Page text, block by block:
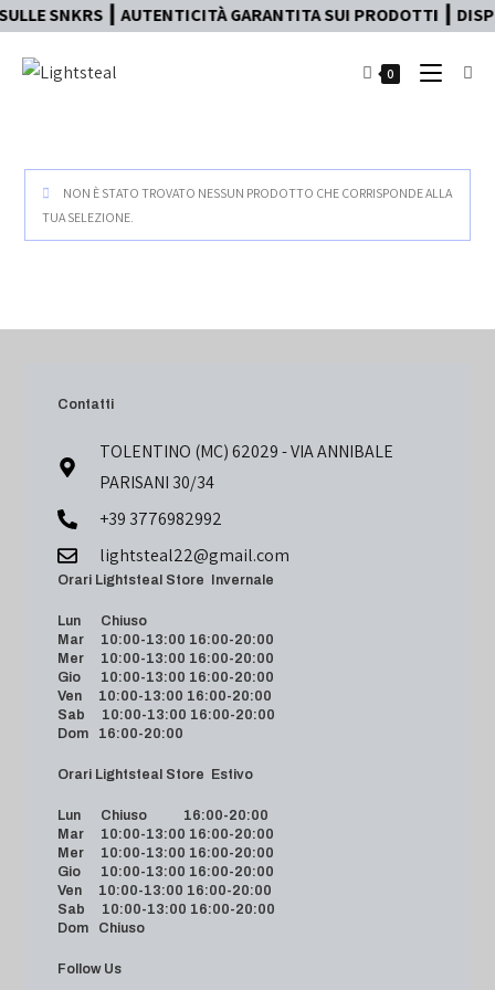
SNKRS ┃ AUTENTICITÀ GARANTITA SUI PRODOTTI ┃
0
NON È STATO TROVATO NESSUN PRODOTTO CHE CORRISPONDE ALLA
TUA SELEZIONE.
Contatti
TOLENTINO (MC) 62029 - VIA ANNIBALE
PARISANI 30/34
+39 3776982992
lightsteal22@gmail.com
Orari Lightsteal Store Invernale
Lun Chiuso
Mar 10:00-13:00 16:00-20:00
Mer 10:00-13:00 16:00-20:00
Gio 10:00-13:00 16:00-20:00
Ven 10:00-13:00 16:00-20:00
Sab 10:00-13:00 16:00-20:00
Dom 16:00-20:00
Orari Lightsteal Store Estivo
Lun Chiuso 16:00-20:00
Mar 10:00-13:00 16:00-20:00
Mer 10:00-13:00 16:00-20:00
Gio 10:00-13:00 16:00-20:00
Ven 10:00-13:00 16:00-20:00
Sab 10:00-13:00 16:00-20:00
Dom Chiuso
Follow Us